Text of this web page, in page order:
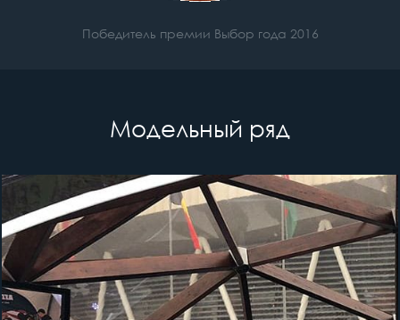
Победитель премии Выбор года 2016
Модельный ряд